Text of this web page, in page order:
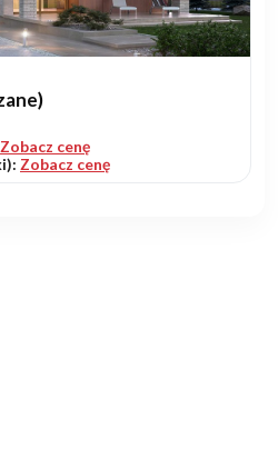
Zobacz cenę
Zobacz cenę